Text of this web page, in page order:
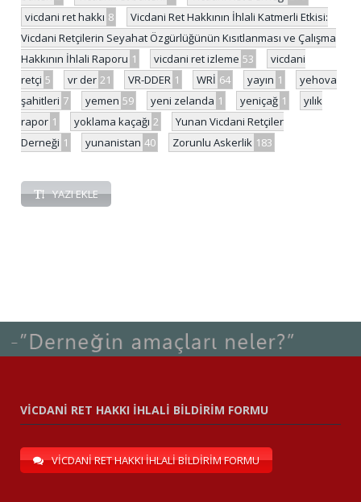
vicdani ret hakkı 8
Vicdani Ret Hakkının İhlali Katmerli Etkisi:
Vicdani Retçilerin Seyahat Özgürlüğünün Kısıtlanması ve Çalışma
Hakkının İhlali Raporu 1 vicdani ret izleme 53
vicdani
retçi 5 vr der 21 VR-DDER 1 WRİ 64 yayın 1
yehova
şahitleri 7 yemen 59 yeni zelanda 1 yeniçağ 1
yılık
rapor 1 yoklama kaçağı 2
Yunan Vicdani Retçiler
Derneği 1 yunanistan 40 Zorunlu Askerlik 183
YAZI EKLE
VİCDANİ RET HAKKI İHLALİ BİLDİRİM FORMU
VİCDANİ RET HAKKI İHLALİ BİLDİRİM FORMU